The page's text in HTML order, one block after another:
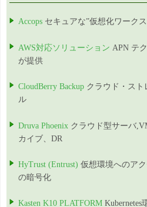
Accops セキュアな”仮想化ワーク
AWS対応ソリューション APN テ
が提供
CloudBerry Backup クラウド・スト
ル
Druva Phoenix クラウド型サーバ
カイブ、DR
HyTrust (Entrust) 仮想環境へのア
の暗号化
Kasten K10 PLATFORM